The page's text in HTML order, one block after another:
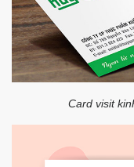
Card visit